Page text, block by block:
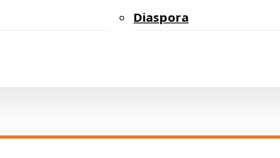
Diaspora